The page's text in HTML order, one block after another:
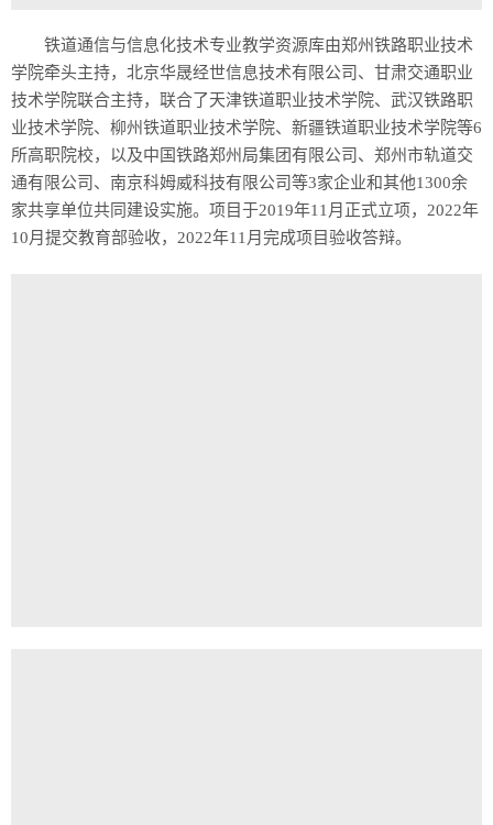
铁道通信与信息化技术专业教学资源库由郑州铁路职业技术
学院牵头主持，北京华晟经世信息技术有限公司、甘肃交通职业
技术学院联合主持，联合了天津铁道职业技术学院、武汉铁路职
业技术学院、柳州铁道职业技术学院、新疆铁道职业技术学院等6
所高职院校，以及中国铁路郑州局集团有限公司、郑州市轨道交
通有限公司、南京科姆威科技有限公司等3家企业和其他1300余
家共享单位共同建设实施。项目于2019年11月正式立项，2022年
10月提交教育部验收，2022年11月完成项目验收答辩。